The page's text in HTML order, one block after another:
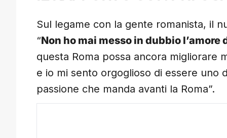
Sul legame con la gente romanista, il
“Non ho mai messo in dubbio
questa Roma possa ancora migliorare
e io mi sento orgoglioso di essere uno
passione che manda avanti la Roma”.